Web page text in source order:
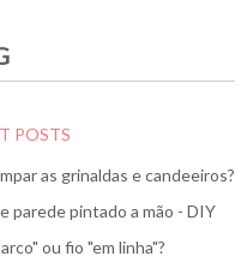
POSTS
as grinaldas e candeeiros?
parede pintado a mão - DIY
ou fio "em linha"?